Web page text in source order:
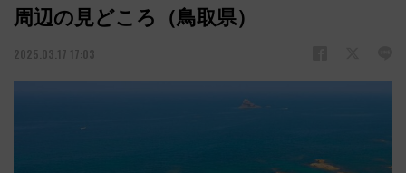
周辺の見どころ（鳥取県）
2025.03.17 17:03